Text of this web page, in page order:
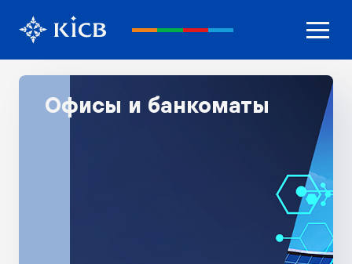
Офисы и банкоматы